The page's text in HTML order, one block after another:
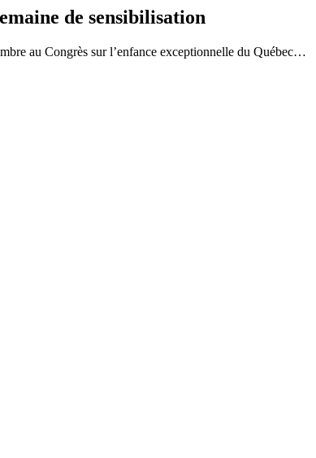
de sensibilisation
au Congrès sur l’enfance exceptionnelle du Québec…